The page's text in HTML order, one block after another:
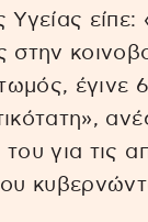
είπε:
στην
έγινε
για τις